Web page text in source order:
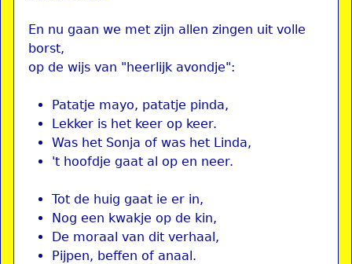
En nu gaan we met zijn allen zingen uit volle
borst,
op de wijs van "heerlijk avondje":
Patatje mayo, patatje pinda,
Lekker is het keer op keer.
Was het Sonja of was het Linda,
't hoofdje gaat al op en neer.
Tot de huig gaat ie er in,
Nog een kwakje op de kin,
De moraal van dit verhaal,
Pijpen, beffen of anaal.